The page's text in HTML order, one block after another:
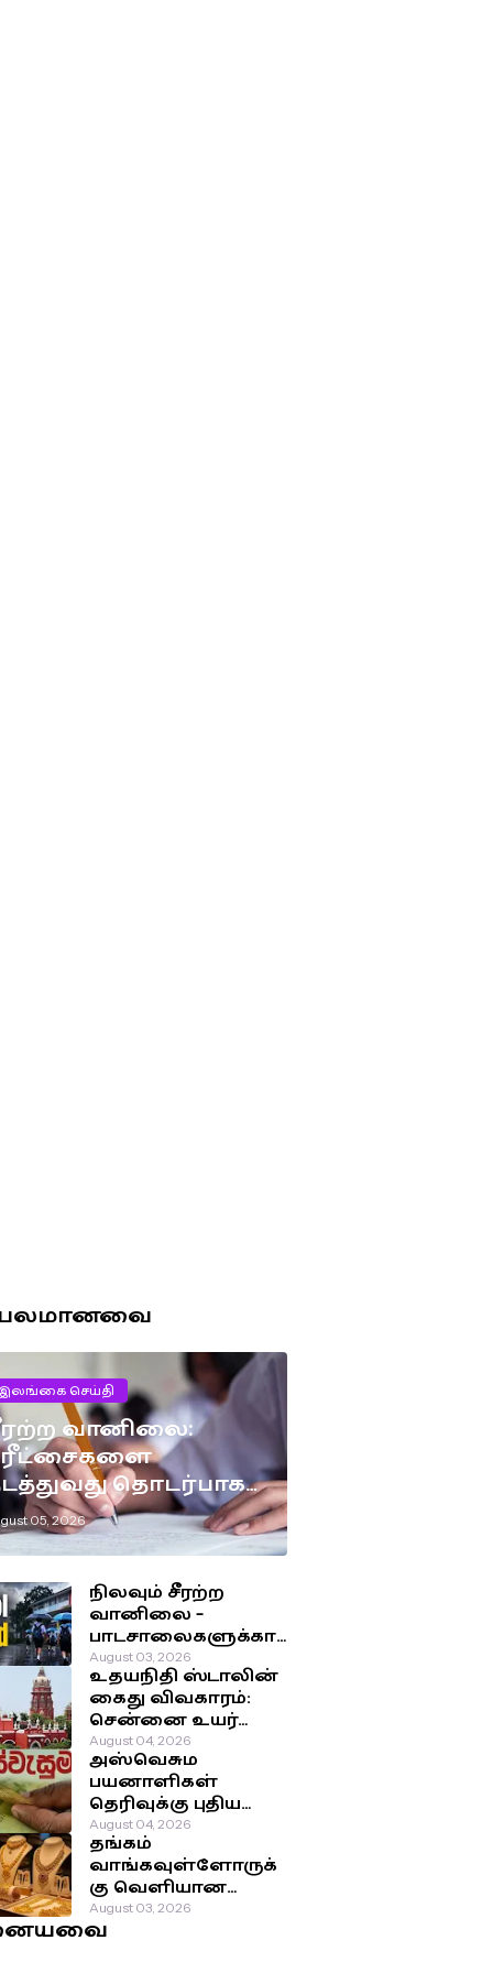
செய்தி
வானிலை:
தொடர்பாக
தீர்மானம்!
05, 2026
நிலவும் சீரற்ற
வானிலை –
பாடசாலைகளுக்கா
ன விடுமுறை
தொடர்பில்
வௌியான தகவல்!
August 03, 2026
உதயநிதி ஸ்டாலின்
கைது விவகாரம்:
சென்னை உயர்
நீதிமன்றம்
பிறப்பித்த அதிரடி
உத்தரவு!
August 04, 2026
அஸ்வெசும
பயனாளிகள்
தெரிவுக்கு புதிய
முறை: சமூக-
பொருளாதார
நிலைக்கு
முன்னுரிமை!
August 04, 2026
தங்கம்
வாங்கவுள்ளோருக்
கு வெளியான
மகிழ்ச்சி தகவல்!
August 03, 2026